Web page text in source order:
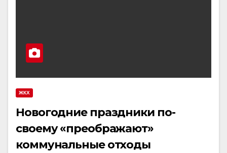
ЖКХ
Новогодние праздники по-
своему «преображают»
коммунальные отходы